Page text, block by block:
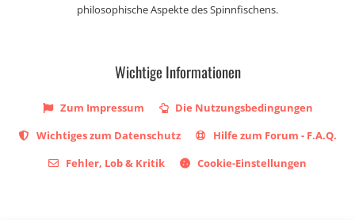
philosophische Aspekte des Spinnfischens.
Wichtige Informationen
Zum Impressum
Die Nutzungsbedingungen
Wichtiges zum Datenschutz
Hilfe zum Forum - F.A.Q.
Fehler, Lob & Kritik
Cookie-Einstellungen